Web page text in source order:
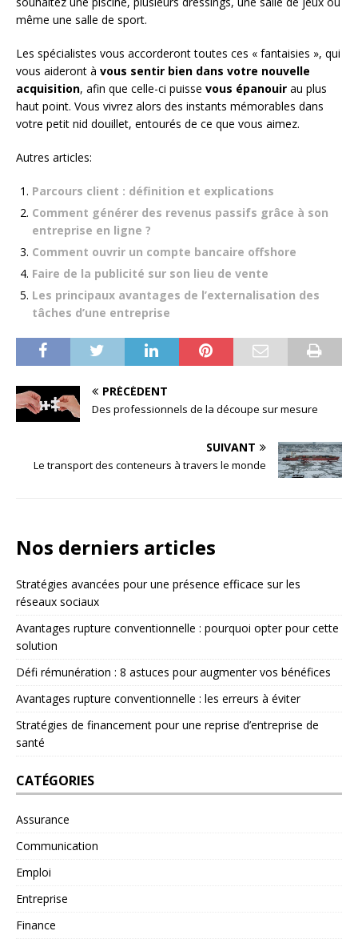
même une salle de sport.
Les spécialistes vous accorderont toutes ces « fantaisies », qui
vous aideront à vous sentir bien dans votre nouvelle
acquisition, afin que celle-ci puisse vous épanouir au plus
haut point. Vous vivrez alors des instants mémorables dans
votre petit nid douillet, entourés de ce que vous aimez.
Autres articles:
Parcours client : définition et explications
Comment générer des revenus passifs grâce à son
entreprise en ligne ?
Comment ouvrir un compte bancaire offshore
Faire de la publicité sur son lieu de vente
Les principaux avantages de l’externalisation des
tâches d’une entreprise
PRÉCÉDENT
Des professionnels de la découpe sur mesure
SUIVANT
Le transport des conteneurs à travers le monde
Nos derniers articles
Stratégies avancées pour une présence efficace sur les
réseaux sociaux
Avantages rupture conventionnelle : pourquoi opter pour cette
solution
Défi rémunération : 8 astuces pour augmenter vos bénéfices
Avantages rupture conventionnelle : les erreurs à éviter
Stratégies de financement pour une reprise d’entreprise de
santé
CATÉGORIES
Assurance
Communication
Emploi
Entreprise
Finance